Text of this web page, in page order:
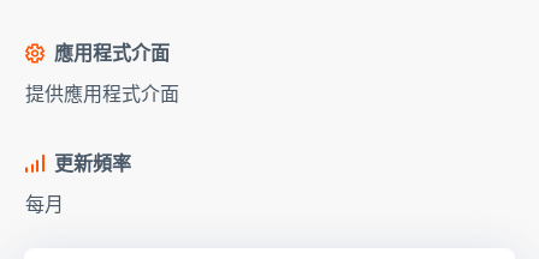
應用程式介面
提供應用程式介面
更新頻率
每月